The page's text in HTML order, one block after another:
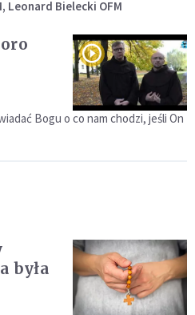
Leonard Bielecki OFM
Bogu o co nam chodzi, jeśli On
była